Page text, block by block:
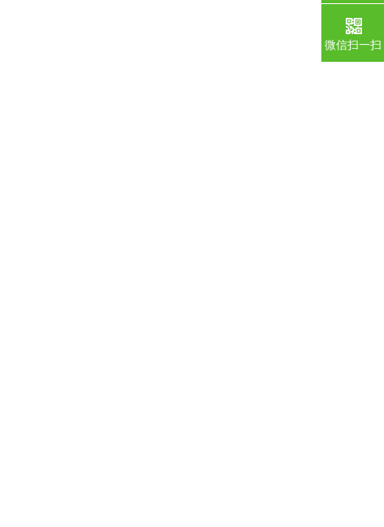
微信扫一扫